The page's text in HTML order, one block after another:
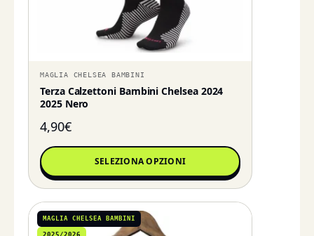
MAGLIA CHELSEA BAMBINI
Terza Calzettoni Bambini Chelsea 2024
2025 Nero
4,90€
SELEZIONA OPZIONI
MAGLIA CHELSEA BAMBINI